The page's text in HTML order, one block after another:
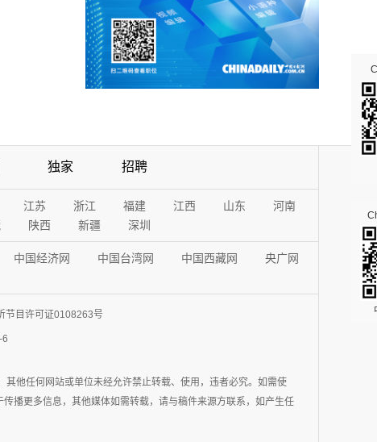
独家 招聘
江苏 浙江 福建 江西 山东
河南
陕西 新疆 深圳
中国经济网 中国台湾网 中国西藏网
央广网
节目许可证0108263号
6
他任何网站或单位未经允许禁止转载、使用，违者必究。如需使
播更多信息，其他媒体如需转载，请与稿件来源方联系，如产生任